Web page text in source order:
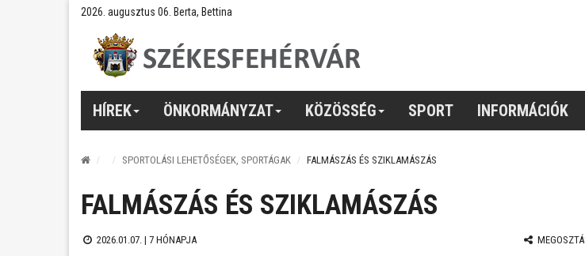
2026. augusztus 06. Berta, Bettina
HÍREK ÖNKORMÁNYZAT KÖZÖSSÉG SPORT INFORMÁCIÓK
SPORTOLÁSI LEHETŐSÉGEK, SPORTÁGAK FALMÁSZÁS ÉS SZIKLAMÁSZÁS
FALMÁSZÁS ÉS SZIKLAMÁSZÁS
2026.01.07. | 7 HÓNAPJA